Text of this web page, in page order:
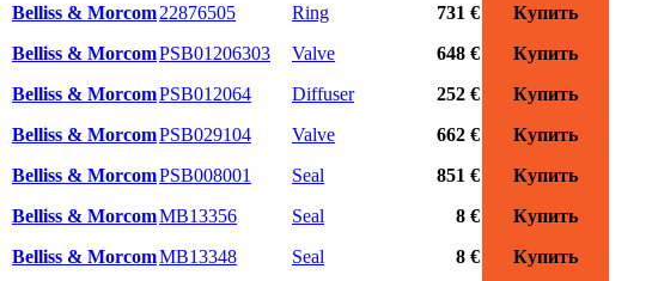
Belliss & Morcom22876505 Ring 731 €
Купить
Belliss & MorcomPSB01206303 Valve 648 €
Купить
Belliss & MorcomPSB012064 Diffuser 252 €
Купить
Belliss & MorcomPSB029104 Valve 662 €
Купить
Belliss & MorcomPSB008001 Seal 851 €
Купить
Belliss & MorcomMB13356 Seal 8 €
Купить
Belliss & MorcomMB13348 Seal 8 €
Купить